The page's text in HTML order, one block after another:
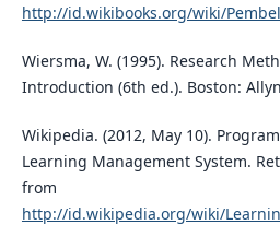
http://id.wikibooks.org/wiki/
Wiersma, W. (1995). Research
Introduction (6th ed.). Boston:
Wikipedia. (2012, May 10).
Learning Management System.
from
http://id.wikipedia.org/wiki/